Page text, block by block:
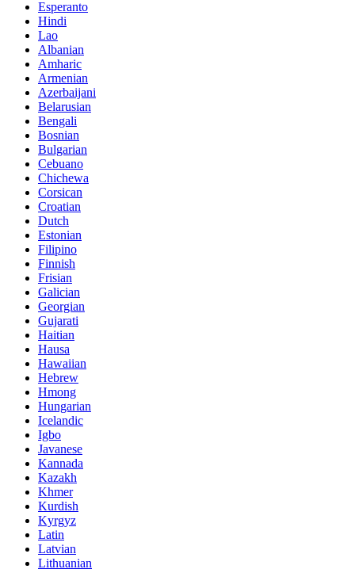
Esperanto
Hindi
Lao
Albanian
Amharic
Armenian
Azerbaijani
Belarusian
Bengali
Bosnian
Bulgarian
Cebuano
Chichewa
Corsican
Croatian
Dutch
Estonian
Filipino
Finnish
Frisian
Galician
Georgian
Gujarati
Haitian
Hausa
Hawaiian
Hebrew
Hmong
Hungarian
Icelandic
Igbo
Javanese
Kannada
Kazakh
Khmer
Kurdish
Kyrgyz
Latin
Latvian
Lithuanian